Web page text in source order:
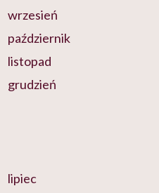
wrzesień
październik
listopad
grudzień
lipiec